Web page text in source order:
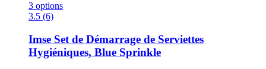
3 options
3.5 (6)
Imse Set de Démarrage de Serviettes
Hygiéniques, Blue Sprinkle